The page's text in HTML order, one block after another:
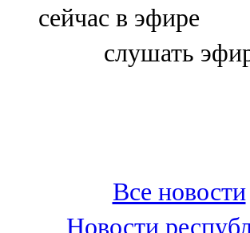
100,3 FM
Зәй
сейчас в эфире
слушать
Все новости
Новости